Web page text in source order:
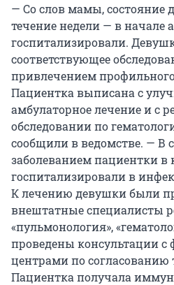
— Со слов мамы, состояние
течение недели — в начале
госпитализировали.
соответствующее
привлечением
Пациентка выписана с
амбулаторное лечение и с
обследовании по
сообщили в ведомстве. — В
заболеванием пациентки в
госпитализировали в
К лечению девушки были
внештатные специалисты
«пульмонология»,
проведены консультации
центрами по согласованию
Пациентка получала